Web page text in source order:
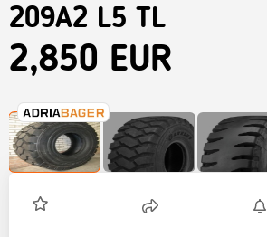
209A2 L5 TL
2,850 EUR